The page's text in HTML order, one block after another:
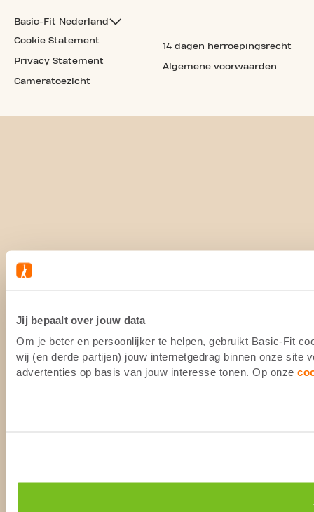
Jij bepaalt over jouw data
Om je beter en persoonlijker te helpen, gebruikt Basic-Fit
wij (en derde partijen) jouw internetgedrag binnen onze site
advertenties op basis van jouw interesse tonen. Op onze
Basic-Fit Nederland
Cookie Statement
Privacy Statement
Cameratoezicht
14 dagen herroepingsrecht
Algemene voorwaarden